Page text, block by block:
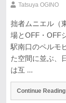
Tatsuya OGINO
拙者ムニエル（
場とOFF・OFF
駅南口のペルモ
た空間に並ぶ、
は互 ...
Continue Reading